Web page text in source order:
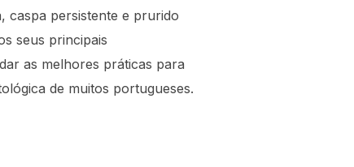
caspa persistente e prurido
seus principais
as melhores práticas para
de muitos portugueses.